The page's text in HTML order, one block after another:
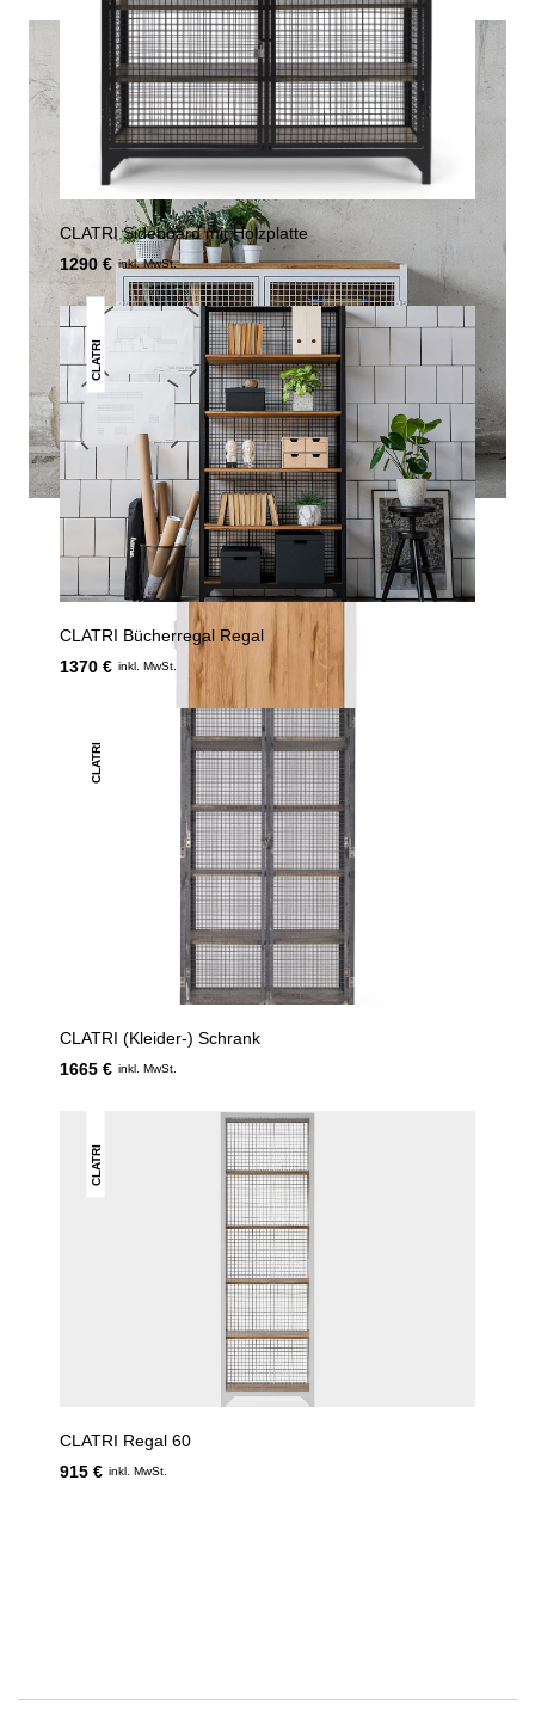
CLATRI Sideboard mit Holzplatte
1290 € inkl. MwSt.
CLATRI
CLATRI Bücherregal Regal
1370 € inkl. MwSt.
CLATRI
CLATRI (Kleider-) Schrank
1665 € inkl. MwSt.
CLATRI
CLATRI Regal 60
915 € inkl. MwSt.